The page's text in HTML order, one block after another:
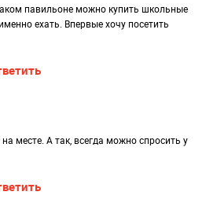
павильоне можно купить школьные
ехать. Впервые хочу посетить
месте. А так, всегда можно спросить у